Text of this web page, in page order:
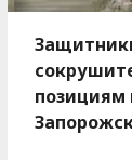
позициям